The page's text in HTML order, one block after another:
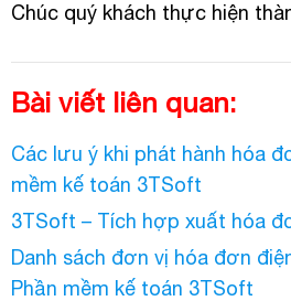
Chúc quý khách thực hiện
Bài viết liên quan:
Các lưu ý khi phát hành hóa
mềm kế toán 3TSoft
3TSoft – Tích hợp xuất hóa
Danh sách đơn vị hóa đơn
Phần mềm kế toán 3TSoft